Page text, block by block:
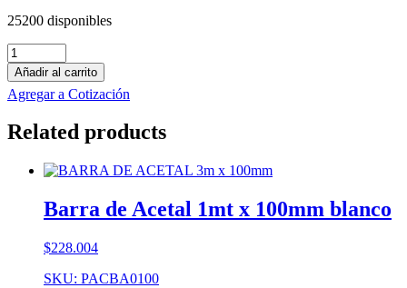
25200 disponibles
Barra
de
PE-
HMW
x
blanco
cantidad
Añadir al carrito
Agregar a Cotización
Related products
Barra de Acetal 1mt x 100mm blanco
$228.004
SKU: PACBA0100